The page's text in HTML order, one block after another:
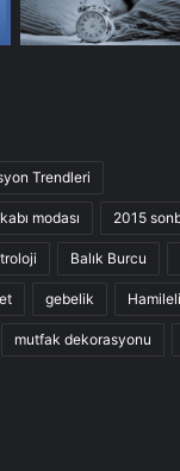
Trendleri
modası 2015
Balık Burcu
gebelik
mutfak dekorasyonu